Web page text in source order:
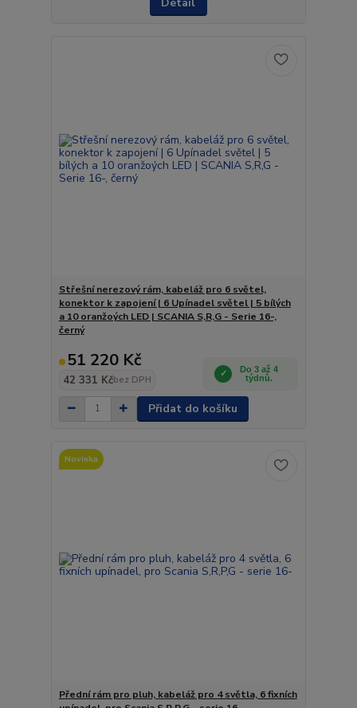
Střešní nerezový rám, kabeláž pro 6 světel,
konektor k zapojení | 6 Upínadel světel | 5 bílých
a 10 oranžoých LED | SCANIA S,R,G - Serie 16-,
černý
51 220 Kč
42 331 Kčbez DPH
Do 3 až 4
týdnů.
Přidat do košíku
Novinka
Přední rám pro pluh, kabeláž pro 4 světla, 6 fixních